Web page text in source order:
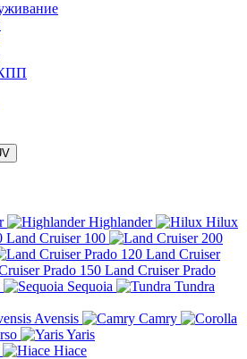
Highlander
Hilux
Land Cruiser 100
Land Cruiser
Land Cruiser Prado
Sequoia
Tundra
Avensis
Camry
Yaris
Hiace